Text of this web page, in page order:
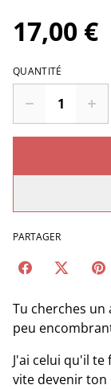
17,00 €
QUANTITÉ
PARTAGER
Tu cherches
peu
J'ai celui qu'il te
vite devenir ton